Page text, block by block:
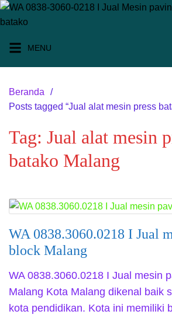
Langsung
ke
MENU
Beranda
Posts tagged “Jual alat mesin press
Tag: Jual alat mesin
batako Malang
WA 0838.3060.0218 I Jual
block Malang
WA 0838.3060.0218 I Jual mesin
Malang Kota Malang dikenal baik
kota pendidikan. Kota ini memiliki